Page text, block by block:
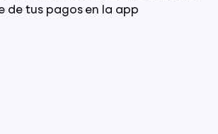
de tus pagos en la app